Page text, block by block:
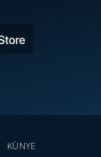
KÜNYE